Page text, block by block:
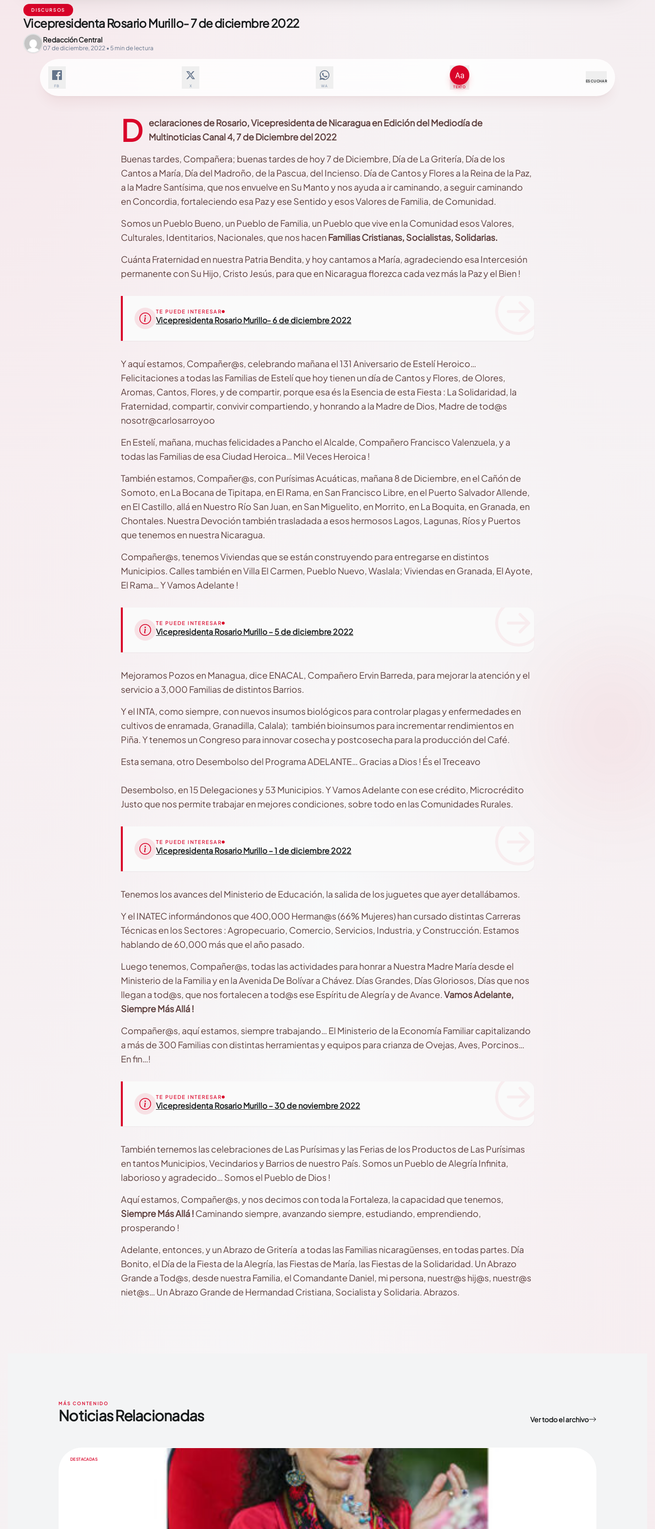
DISCURSOS
Vicepresidenta Rosario Murillo- 7 de diciembre 2022
Redacción Central
07 de diciembre, 2022 • 5 min de lectura
FB X WA TEXTO
ESCUCHAR
D eclaraciones de Rosario, Vicepresidenta de Nicaragua en Edición del Mediodía de
Multinoticias Canal 4, 7 de Diciembre del 2022
Buenas tardes, Compañera; buenas tardes de hoy 7 de Diciembre, Día de La Gritería, Día de los
Cantos a María, Día del Madroño, de la Pascua, del Incienso. Día de Cantos y Flores a la Reina de la Paz,
a la Madre Santísima, que nos envuelve en Su Manto y nos ayuda a ir caminando, a seguir caminando
en Concordia, fortaleciendo esa Paz y ese Sentido y esos Valores de Familia, de Comunidad.
Somos un Pueblo Bueno, un Pueblo de Familia, un Pueblo que vive en la Comunidad esos Valores,
Culturales, Identitarios, Nacionales, que nos hacenFamilias Cristianas, Socialistas, Solidarias.
Cuánta Fraternidad en nuestra Patria Bendita, y hoy cantamos a María, agradeciendo esa Intercesión
permanente con Su Hijo, Cristo Jesús, para que en Nicaragua florezca cada vez más la Paz y el Bien !
TE PUEDE INTERESAR
Vicepresidenta Rosario Murillo- 6 de diciembre 2022
Y aquí estamos, Compañer@s, celebrando mañana el 131 Aniversario de Estelí Heroico…
Felicitaciones a todas las Familias de Estelí que hoy tienen un día de Cantos y Flores, de Olores,
Aromas, Cantos, Flores, y de compartir, porque esa és la Esencia de esta Fiesta : La Solidaridad, la
Fraternidad, compartir, convivir compartiendo, y honrando a la Madre de Dios, Madre de tod@s
nosotr@carlosarroyoo
En Estelí, mañana, muchas felicidades a Pancho el Alcalde, Compañero Francisco Valenzuela, y a
todas las Familias de esa Ciudad Heroica… Mil Veces Heroica !
También estamos, Compañer@s, con Purísimas Acuáticas, mañana 8 de Diciembre, en el Cañón de
Somoto, en La Bocana de Tipitapa, en El Rama, en San Francisco Libre, en el Puerto Salvador Allende,
en El Castillo, allá en Nuestro Río San Juan, en San Miguelito, en Morrito, en La Boquita, en Granada, en
Chontales. Nuestra Devoción también trasladada a esos hermosos Lagos, Lagunas, Ríos y Puertos
que tenemos en nuestra Nicaragua.
Compañer@s, tenemos Viviendas que se están construyendo para entregarse en distintos
Municipios. Calles también en Villa El Carmen, Pueblo Nuevo, Waslala; Viviendas en Granada, El Ayote,
El Rama… Y Vamos Adelante !
TE PUEDE INTERESAR
Vicepresidenta Rosario Murillo – 5 de diciembre 2022
Mejoramos Pozos en Managua, dice ENACAL, Compañero Ervin Barreda, para mejorar la atención y el
servicio a 3,000 Familias de distintos Barrios.
Y el INTA, como siempre, con nuevos insumos biológicos para controlar plagas y enfermedades en
cultivos de enramada, Granadilla, Calala); también bioinsumos para incrementar rendimientos en
Piña. Y tenemos un Congreso para innovar cosecha y postcosecha para la producción del Café.
Esta semana, otro Desembolso del Programa ADELANTE… Gracias a Dios ! És el Treceavo
Desembolso, en 15 Delegaciones y 53 Municipios. Y Vamos Adelante con ese crédito, Microcrédito
Justo que nos permite trabajar en mejores condiciones, sobre todo en las Comunidades Rurales.
TE PUEDE INTERESAR
Vicepresidenta Rosario Murillo – 1 de diciembre 2022
Tenemos los avances del Ministerio de Educación, la salida de los juguetes que ayer detallábamos.
Y el INATEC informándonos que 400,000 Herman@s (66% Mujeres) han cursado distintas Carreras
Técnicas en los Sectores : Agropecuario, Comercio, Servicios, Industria, y Construcción. Estamos
hablando de 60,000 más que el año pasado.
Luego tenemos, Compañer@s, todas las actividades para honrar a Nuestra Madre María desde el
Ministerio de la Familia y en la Avenida De Bolívar a Chávez. Días Grandes, Días Gloriosos, Días que nos
llegan a tod@s, que nos fortalecen a tod@s ese Espíritu de Alegría y de Avance.Vamos Adelante,
Siempre Más Allá !
Compañer@s, aquí estamos, siempre trabajando… El Ministerio de la Economía Familiar capitalizando
a más de 300 Familias con distintas herramientas y equipos para crianza de Ovejas, Aves, Porcinos…
En fin…!
TE PUEDE INTERESAR
Vicepresidenta Rosario Murillo – 30 de noviembre 2022
También ternemos las celebraciones de Las Purísimas y las Ferias de los Productos de Las Purísimas
en tantos Municipios, Vecindarios y Barrios de nuestro País. Somos un Pueblo de Alegría Infinita,
laborioso y agradecido… Somos el Pueblo de Dios !
Aquí estamos, Compañer@s, y nos decimos con toda la Fortaleza, la capacidad que tenemos,
Siempre Más Allá ! Caminando siempre, avanzando siempre, estudiando, emprendiendo,
prosperando !
Adelante, entonces, y un Abrazo de Gritería a todas las Familias nicaragüenses, en todas partes. Día
Bonito, el Día de la Fiesta de la Alegría, las Fiestas de María, las Fiestas de la Solidaridad. Un Abrazo
Grande a Tod@s, desde nuestra Familia, el Comandante Daniel, mi persona, nuestr@s hij@s, nuestr@s
niet@s… Un Abrazo Grande de Hermandad Cristiana, Socialista y Solidaria. Abrazos.
MÁS CONTENIDO
Noticias Relacionadas Ver todo el archivo
DESTACADAS